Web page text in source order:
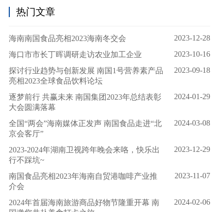
热门文章
海南南国食品亮相2023海南冬交会
2023-12-28
海口市市长丁晖调研走访农业加工企业
2023-10-16
探讨行业趋势与创新发展 南国1号营养素产品
亮相2023全球食品饮料论坛
2023-09-18
逐梦前行 共赢未来 南国集团2023年总结表彰
大会圆满落幕
2024-01-29
全国“两会”海南媒体正发声 南国食品走进“北
京会客厅”
2024-03-08
2023-2024年湖南卫视跨年晚会来咯，快乐出
行不踩坑~
2023-12-29
南国食品亮相2023年海南自贸港咖啡产业推
介会
2023-11-07
2024年首届海南旅游商品好物节隆重开幕 南
2024-02-06